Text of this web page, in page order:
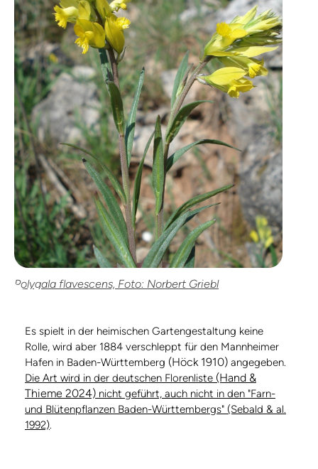
Polygala flavescens, Foto: Norbert Griebl
Es spielt in der heimischen Gartengestaltung keine
Rolle, wird aber 1884 verschleppt für den Mannheimer
Hafen in Baden-Württemberg (Höck 1910) angegeben.
Die Art wird in der deutschen Florenliste (Hand &
Thieme 2024) nicht geführt, auch nicht in den "Farn-
und Blütenpflanzen Baden-Württembergs" (Sebald & al.
1992).